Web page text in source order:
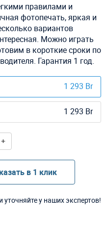
правилами и
фотопечать, яркая и
вариантов
Можно играть
в короткие сроки по
Гарантия 1 год.
1 293 Br
1 293 Br
+
в 1 клик
у наших экспертов!